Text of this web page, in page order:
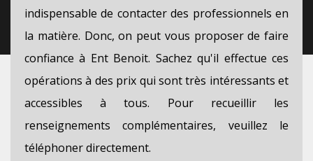
indispensable de contacter des professionnels en
la matière. Donc, on peut vous proposer de faire
confiance à Ent Benoit. Sachez qu'il effectue ces
opérations à des prix qui sont très intéressants et
accessibles à tous. Pour recueillir les
renseignements complémentaires, veuillez le
téléphoner directement.